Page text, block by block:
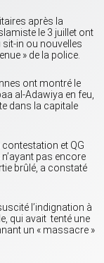
après la
le 3 juillet ont
sit-in ou nouvelles
» de la police.
ont montré le
al-Adawiya en feu,
dans la capitale
et QG
pas encore
brûlé, a constaté
l’indignation à
qui avait tenté une
un « massacre »